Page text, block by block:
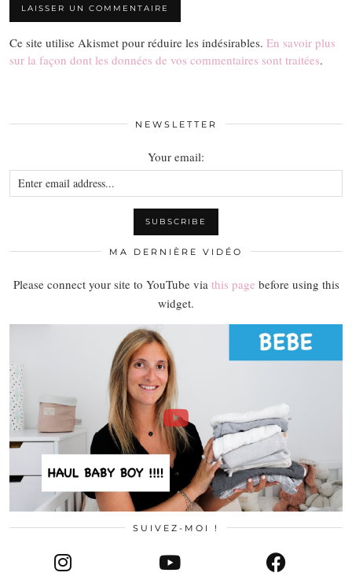
Ce site utilise Akismet pour réduire les indésirables. En savoir plus
sur la façon dont les données de vos commentaires sont traitées.
NEWSLETTER
Your email:
MA DERNIÈRE VIDÉO
Please connect your site to YouTube via this page before using this
widget.
SUIVEZ-MOI !